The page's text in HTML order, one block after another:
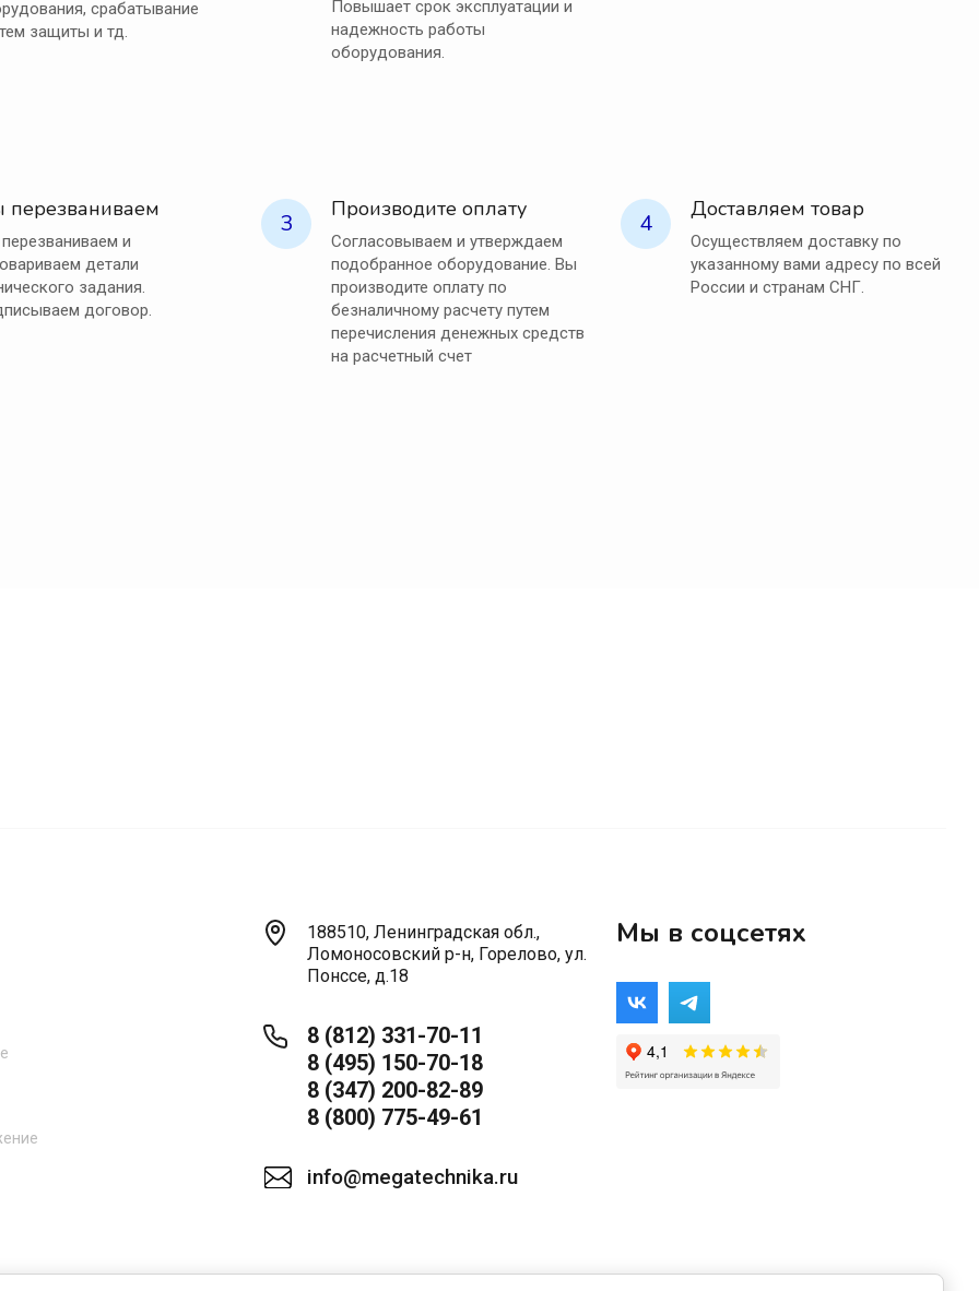
срабатывание
защиты и тд.
Повышает срок эксплуатации и
надежность работы
оборудования.
и
детали
задания.
договор.
3 Производите оплату
Согласовываем и утверждаем
подобранное оборудование. Вы
производите оплату по
безналичному расчету путем
перечисления денежных средств
на расчетный счет
4 Доставляем товар
Осуществляем доставку по
указанному вами адресу по всей
России и странам СНГ.
188510, Ленинградская обл.,
Ломоносовский р-н, Горелово, ул.
Понссе, д.18
8 (812) 331-70-11
8 (495) 150-70-18
8 (347) 200-82-89
8 (800) 775-49-61
info@megatechnika.ru
Мы в соцсетях